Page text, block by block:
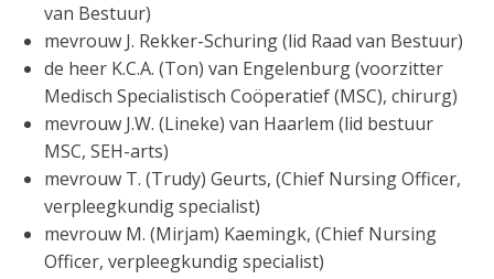
van Bestuur)
mevrouw J. Rekker-Schuring (lid Raad van Bestuur)
de heer K.C.A. (Ton) van Engelenburg (voorzitter
Medisch Specialistisch Coöperatief (MSC), chirurg)
mevrouw J.W. (Lineke) van Haarlem (lid bestuur
MSC, SEH-arts)
mevrouw T. (Trudy) Geurts, (Chief Nursing Officer,
verpleegkundig specialist)
mevrouw M. (Mirjam) Kaemingk, (Chief Nursing
Officer, verpleegkundig specialist)